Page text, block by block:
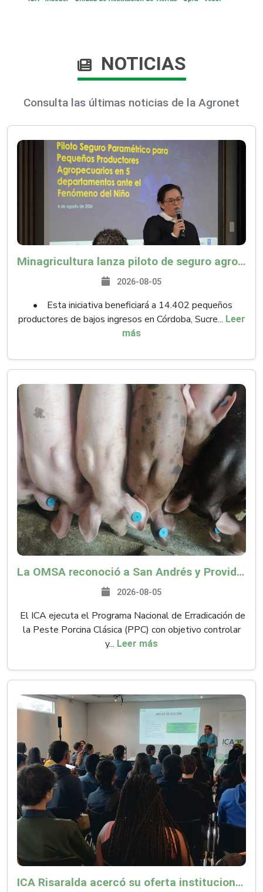
NOTICIAS
Consulta las últimas noticias de la Agronet
Minagricultura lanza piloto de seguro agropecuario por $9.625 millones para proteger a más de 14.000 pequeños productores contra riesgos del Fenómeno de El Niño
2026-08-05
• Esta iniciativa beneficiará a 14.402 pequeños
productores de bajos ingresos en Córdoba, Sucre... Leer
más
La OMSA reconoció a San Andrés y Providencia como zona libre de Peste Porcina Clásica (PPC)
2026-08-05
El ICA ejecuta el Programa Nacional de Erradicación de
la Peste Porcina Clásica (PPC) con objetivo controlar
y... Leer más
ICA Risaralda acercó su oferta institucional a productores y emprendedores en Expocamello